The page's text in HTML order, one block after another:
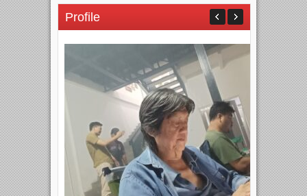
Profile